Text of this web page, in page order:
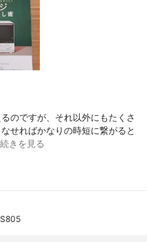
のですが、それ以外にもたくさ
せればかなりの時短に繋がると
続きを見る